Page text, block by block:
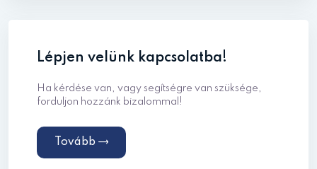
Lépjen velünk kapcsolatba!
Ha kérdése van, vagy segítségre van szüksége,
forduljon hozzánk bizalommal!
Tovább